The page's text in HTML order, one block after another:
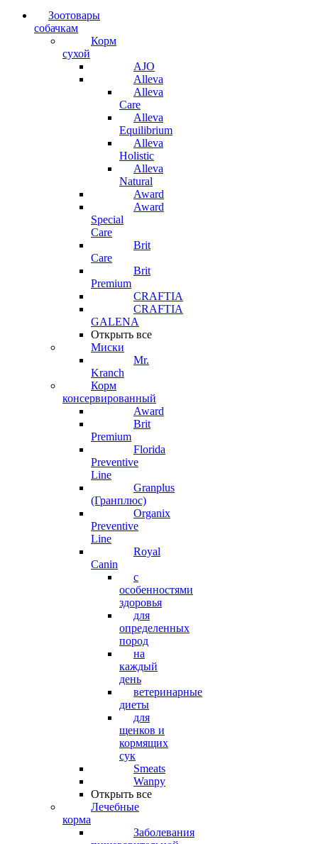
Зоотовары
собачкам
Корм
сухой
AJO
Alleva
Alleva
Care
Alleva
Equilibrium
Alleva
Holistic
Alleva
Natural
Award
Award
Special
Care
Brit
Care
Brit
Premium
CRAFTIA
CRAFTIA
GALENA
Открыть все
Миски
Mr.
Kranch
Корм
консервированный
Award
Brit
Premium
Florida
Preventive
Line
Granplus
(Гранплюс)
Organix
Preventive
Line
Royal
Canin
с
особенностями
здоровья
для
определенных
пород
на
каждый
день
ветеринарные
диеты
для
щенков и
кормящих
сук
Smeats
Wanpy
Открыть все
Лечебные
корма
Заболевания